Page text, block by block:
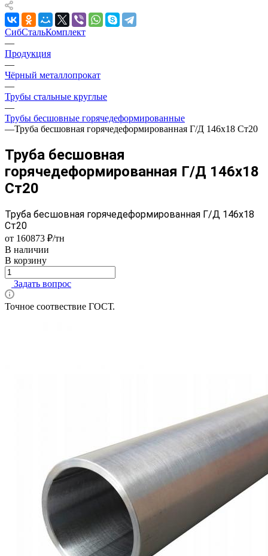
СибСтальКомплект
—
Продукция
—
Чёрный металлопрокат
—
Трубы стальные круглые
—
Трубы бесшовные горячедеформированные
—Труба бесшовная горячедеформированная Г/Д 146х18 Ст20
Труба бесшовная
горячедеформированная Г/Д 146х18
Ст20
Труба бесшовная горячедеформированная Г/Д 146х18
Ст20
от 160873 ₽/тн
В наличии
В корзину
Задать вопрос
Точное соотвествие ГОСТ.